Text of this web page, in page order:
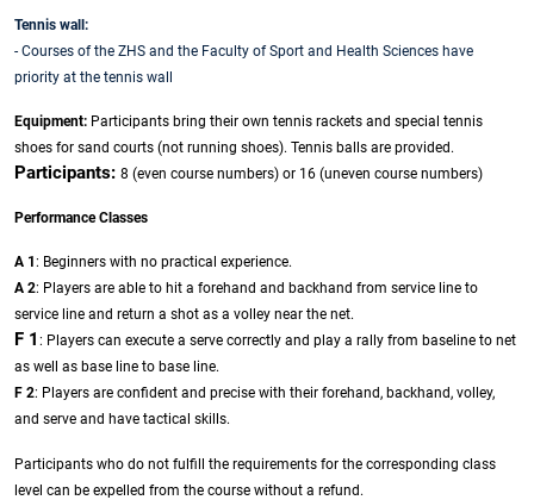
Tennis wall:
- Courses of the ZHS and the Faculty of Sport and Health Sciences have
priority at the tennis wall
Equipment: Participants bring their own tennis rackets and special tennis
shoes for sand courts (not running shoes). Tennis balls are provided.
Participants: 8 (even course numbers) or 16 (uneven course numbers)
Performance Classes
A 1 : Beginners with no practical experience.
A 2: Players are able to hit a forehand and backhand from service line to
service line and return a shot as a volley near the net.
F 1 : Players can execute a serve correctly and play a rally from baseline to net
as well as base line to base line.
F 2: Players are confident and precise with their forehand, backhand, volley,
and serve and have tactical skills.
Participants who do not fulfill the requirements for the corresponding class
level can be expelled from the course without a refund.